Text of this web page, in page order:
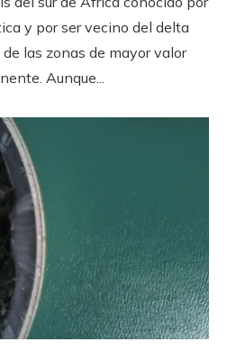
y por ser vecino del delta
las zonas de mayor valor
Aunque...